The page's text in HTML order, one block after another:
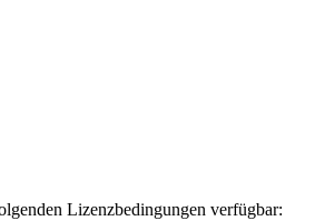
Lizenzbedingungen verfügbar: